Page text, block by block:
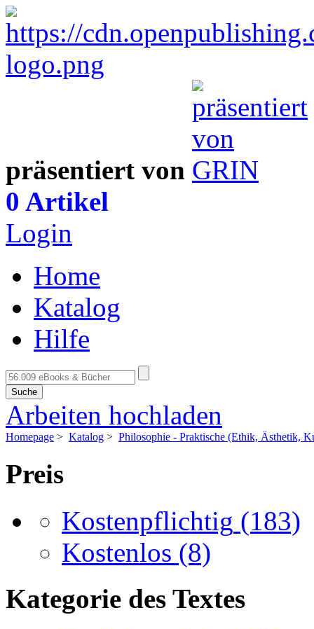
präsentiert von
0 Artikel
Login
Home
Katalog
Hilfe
Suche
Arbeiten hochladen
Homepage > Katalog > Philosophie - Praktische (Ethik, Ästhetik,
Preis
Kostenpflichtig (183)
Kostenlos (8)
Kategorie des Textes